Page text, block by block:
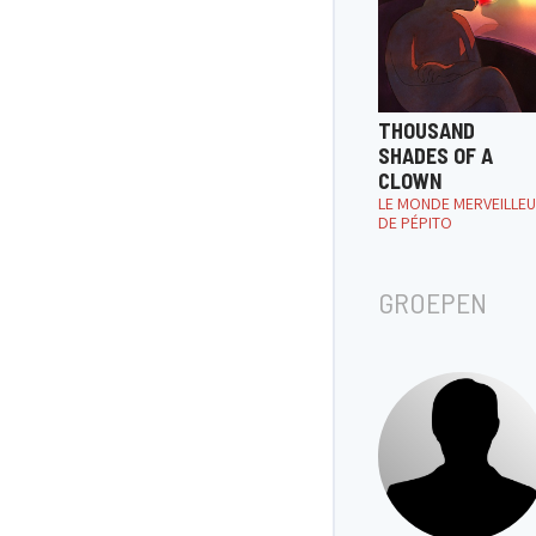
THOUSAND
SHADES OF A
CLOWN
LE MONDE
DE PÉPITO
GROEPEN